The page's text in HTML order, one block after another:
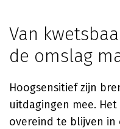
Van
de omslag
Hoogsensitief zijn
uitdagingen mee.
overeind te blijven